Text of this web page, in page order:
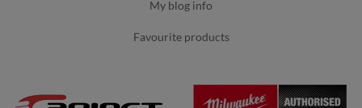
my blog info
favourite products